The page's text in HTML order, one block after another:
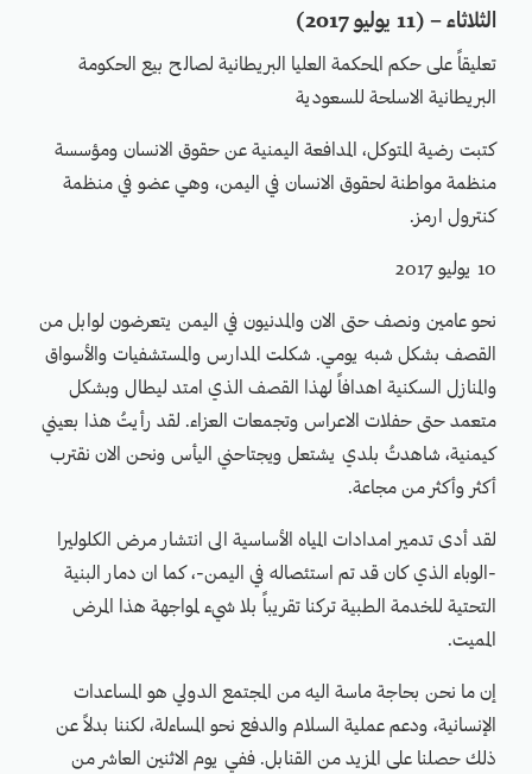
الثلاثاء – (11 يوليو 2017)
تعليقاً على حكم المحكمة العليا البريطانية لصالح بيع الحكومة
البريطانية الاسلحة للسعودية
كتبت رضية المتوكل، المدافعة اليمنية عن حقوق الانسان ومؤسسة
منظمة مواطنة لحقوق الانسان في اليمن، وهي عضو في منظمة
كنترول ارمز.
10 يوليو 2017
نحو عامين ونصف حتى الان والمدنيون في اليمن يتعرضون لوابل من
القصف بشكل شبه يومي. شكلت المدارس والمستشفيات والأسواق
والمنازل السكنية اهدافاً لهذا القصف الذي امتد ليطال وبشكل
متعمد حتى حفلات الاعراس وتجمعات العزاء. لقد رأيتُ هذا بعيني
كيمنية، شاهدتُ بلدي يشتعل ويجتاحني اليأس ونحن الان نقترب
أكثر وأكثر من مجاعة.
لقد أدى تدمير امدادات المياه الأساسية الى انتشار مرض الكلوليرا
-الوباء الذي كان قد تم استئصاله في اليمن-، كما ان دمار البنية
التحتية للخدمة الطبية تركنا تقريباً بلا شيء لمواجهة هذا المرض
المميت.
إن ما نحن بحاجة ماسة اليه من المجتمع الدولي هو المساعدات
الإنسانية، ودعم عملية السلام والدفع نحو المساءلة، لكننا بدلاً عن
ذلك حصلنا على المزيد من القنابل. ففي يوم الاثنين العاشر من